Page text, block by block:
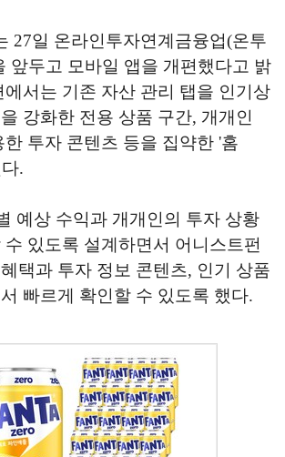
27일 온라인투자연계금융업(온투
앞두고 모바일 앱을 개편했다고 밝
에서는 기존 자산 관리 탭을 인기상
강화한 전용 상품 구간, 개개인
투자 콘텐츠 등을 집약한 '홈
.
예상 수익과 개개인의 투자 상황
있도록 설계하면서 어니스트펀
택과 투자 정보 콘텐츠, 인기 상품
빠르게 확인할 수 있도록 했다.